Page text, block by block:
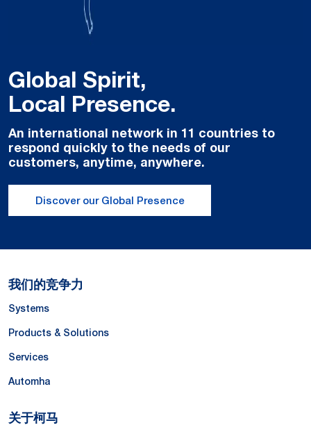
Global Spirit,
Local Presence.
An international network in 11 countries to
respond quickly to the needs of our
customers, anytime, anywhere.
Discover our Global Presence
我们的竞争力
Systems
Products & Solutions
Services
Automha
关于柯马